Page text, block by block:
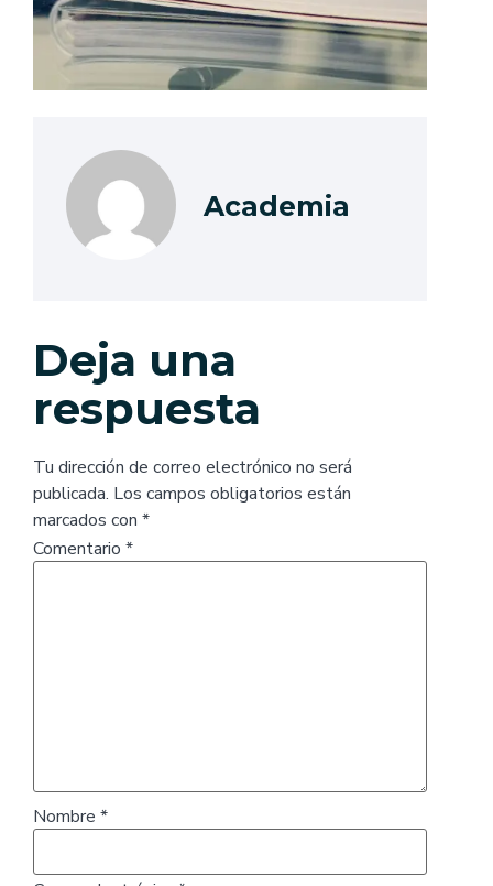
Academia
Deja una
respuesta
Tu dirección de correo electrónico no será
publicada. Los campos obligatorios están
marcados con *
Comentario *
Nombre *